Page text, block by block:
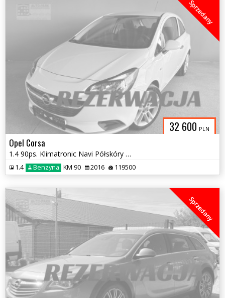
32 600 PLN
Sprzedany
Opel Corsa
1.4 90ps. Klimatronic Navi Półskóry Grzane fotele i Kierownica 2016
1.4 Benzyna KM 90 2016 119500
Sprzedany